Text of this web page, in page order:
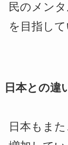
民のメン
を目指して
日本との違
日本もま